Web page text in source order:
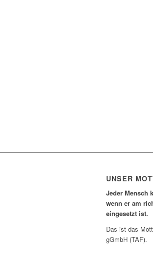
UNSER
Jeder Mensch
wenn er am
eingesetzt ist.
Das ist das
gGmbH (TAF).